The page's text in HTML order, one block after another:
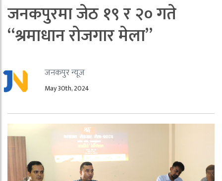
जनकपुरमा जेठ १९ र २० गते
“श्रमाधान रोजगार मेला”
जनकपुर न्यूज
May 30th, 2024